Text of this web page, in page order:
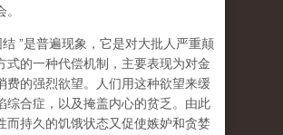
结 ”是普遍现象，它是对大批人严重颠
式的一种代偿机制，主要表现为对金
费的强烈欲望。人们用这种欲望来缓
综合症，以及掩盖内心的贫乏。由此
而持久的饥饿状态又促使嫉妒和贪婪